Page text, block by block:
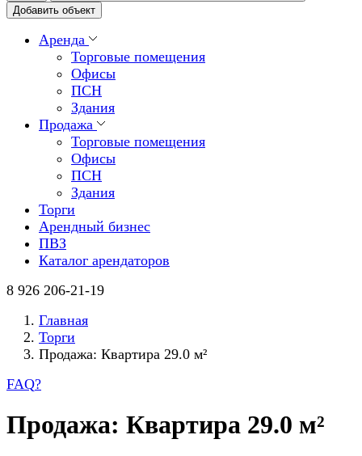
Добавить объект
Аренда
Торговые помещения
Офисы
ПСН
Здания
Продажа
Торговые помещения
Офисы
ПСН
Здания
Торги
Арендный бизнес
ПВЗ
Каталог арендаторов
8 926 206-21-19
Главная
Торги
Продажа: Квартира 29.0 м²
FAQ?
Продажа: Квартира 29.0 м²